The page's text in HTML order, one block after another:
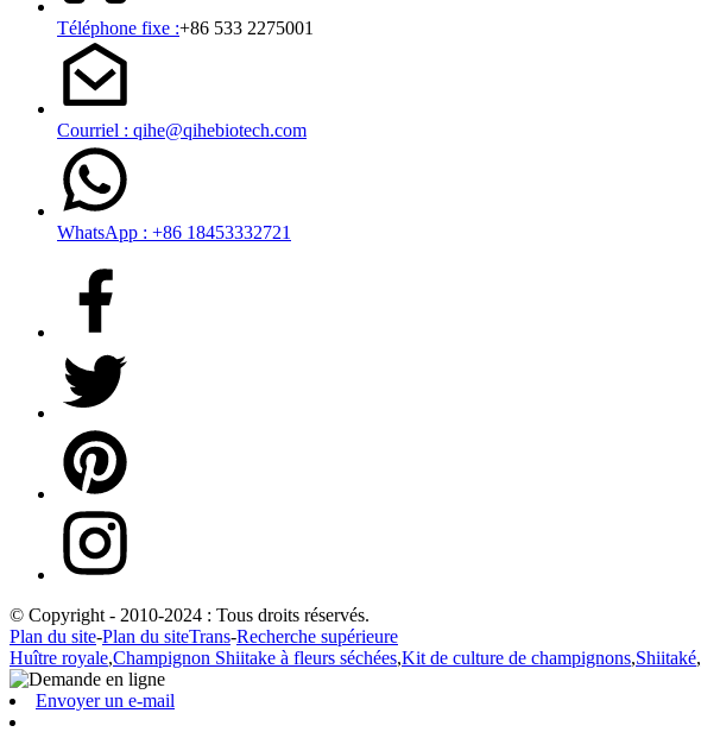
Téléphone fixe :+86 533 2275001
Courriel : qihe@qihebiotech.com
WhatsApp : +86 18453332721
© Copyright - 2010-2024 : Tous droits réservés.
Plan du site-Plan du siteTrans-Recherche supérieure
Huître royale,Champignon Shiitake à fleurs séchées,Kit de culture de champignons,Shiitaké,
Envoyer un e-mail